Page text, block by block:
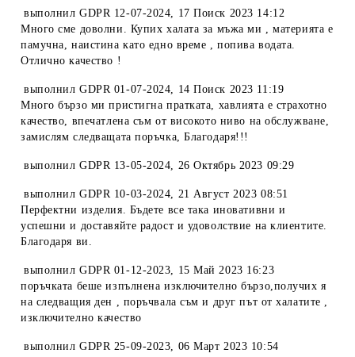
выполнилGDPR 12-07-2024, 17 Поиск 2023 14:12
Много сме доволни. Купих халата за мъжа ми , материята е
памучна, наистина като едно време , попива водата.
Отлично качество !
выполнилGDPR 01-07-2024, 14 Поиск 2023 11:19
Много бързо ми пристигна пратката, хавлията е страхотно
качество, впечатлена съм от високото ниво на обслужване,
замислям следващата поръчка, Благодаря!!!
выполнилGDPR 13-05-2024, 26 Октябрь 2023 09:29
выполнилGDPR 10-03-2024, 21 Август 2023 08:51
Перфектни изделия. Бъдете все така иновативни и
успешни и доставяйте радост и удоволствие на клиентите.
Благодаря ви.
выполнилGDPR 01-12-2023, 15 Май 2023 16:23
поръчката беше изпълнена изключително бързо,получих я
на следващия ден , поръчвала съм и друг път от халатите ,
изключително качество
выполнилGDPR 25-09-2023, 06 Март 2023 10:54